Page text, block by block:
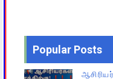
Popular Posts